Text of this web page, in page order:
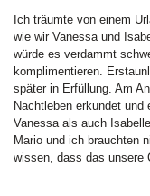
Ich träumte von einem
wie wir Vanessa und
würde es verdammt
komplimentieren.
später in Erfüllung. Am
Nachtleben erkundet und
Vanessa als auch
Mario und ich brauchten
wissen, dass das unsere